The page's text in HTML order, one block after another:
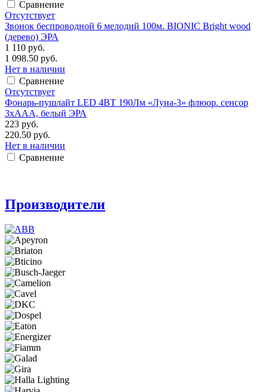
Сравнение
Отсутствует
Звонок беспроводной 6 мелодий 100м. BIONIC Bright wood
(дерево) ЭРА
1 110 руб.
1 098.50 руб.
Нет в наличии
Сравнение
Отсутствует
Фонарь-пушлайт LED 4ВТ 190Лм «Луна-3» флюор. сенсор
3xAAA, белый ЭРА
223 руб.
220.50 руб.
Нет в наличии
Сравнение
Производители